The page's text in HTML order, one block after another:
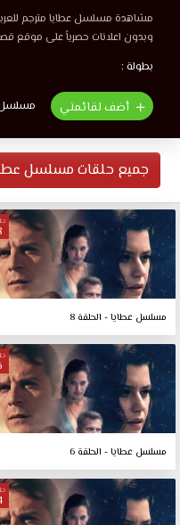
مشاهدة مسلسل عطايا مترجم
وبدون اعلانات حصرياً على موقع
بطولة :
أضف لقائمتي مسلسل
جميع حلقات مسلسل
مسلسل عطايا - الحلقة 8
مسلسل عطايا - الحلقة 6